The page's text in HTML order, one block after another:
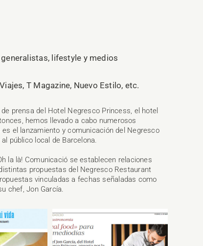
lifestyle y medios
T Magazine, Nuevo Estilo, etc.
prensa del Hotel Negresco Princess, el hotel
hemos llevado a cabo numerosos
el lanzamiento y comunicación del Negresco
público local de Barcelona.
la là! Comunicació se establecen relaciones
propuestas del Negresco Restaurant
vinculadas a fechas señaladas como
chef, Jon García.